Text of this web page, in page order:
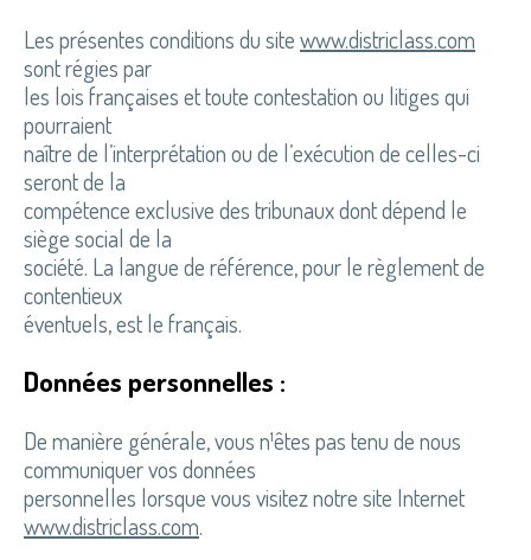
Les présentes conditions du sitewww.districlass.com
sont régies par
les lois françaises et toute contestation ou litiges qui
pourraient
naître de l’interprétation ou de l’exécution de celles-ci
seront de la
compétence exclusive des tribunaux dont dépend le
siège social de la
société. La langue de référence, pour le règlement de
contentieux
éventuels, est le français.
Données personnelles :
De manière générale, vous n¹êtes pas tenu de nous
communiquer vos données
personnelles lorsque vous visitez notre site Internet
www.districlass.com.